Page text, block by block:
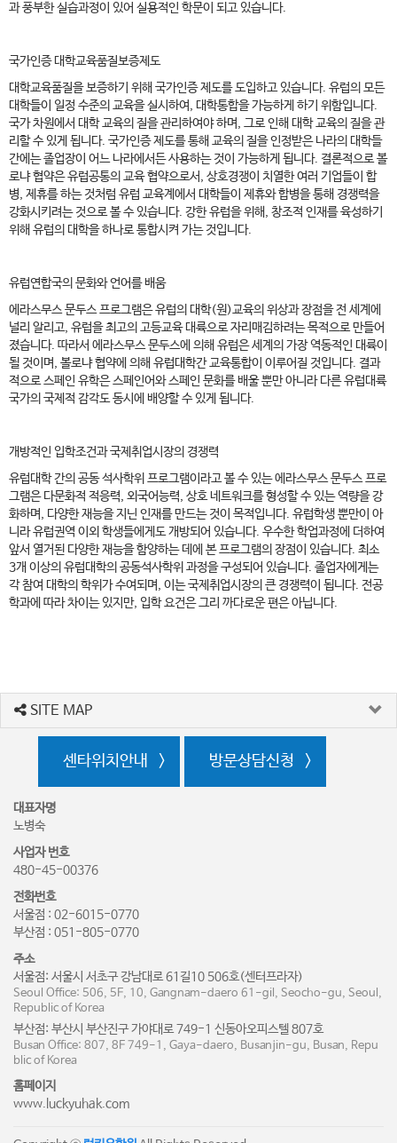
과 풍부한 실습과정이 있어 실용적인 학문이 되고 있습니다.
국가인증 대학교육품질보증제도
대학교육품질을 보증하기 위해 국가인증 제도를 도입하고 있습니다. 유럽의 모든
대학들이 일정 수준의 교육을 실시하여, 대학통합을 가능하게 하기 위함입니다.
국가 차원에서 대학 교육의 질을 관리하여야 하며, 그로 인해 대학 교육의 질을 관
리할 수 있게 됩니다. 국가인증 제도를 통해 교육의 질을 인정받은 나라의 대학들
간에는 졸업장이 어느 나라에서든 사용하는 것이 가능하게 됩니다. 결론적으로 볼
로냐 협약은 유럽공통의 교육 협약으로서, 상호경쟁이 치열한 여러 기업들이 합
병, 제휴를 하는 것처럼 유럽 교육계에서 대학들이 제휴와 합병을 통해 경쟁력을
강화시키려는 것으로 볼 수 있습니다. 강한 유럽을 위해, 창조적 인재를 육성하기
위해 유럽의 대학을 하나로 통합시켜 가는 것입니다.
유럽연합국의 문화와 언어를 배움
에라스무스 문두스 프로그램은 유럽의 대학(원)교육의 위상과 장점을 전 세계에
널리 알리고, 유럽을 최고의 고등교육 대륙으로 자리매김하려는 목적으로 만들어
졌습니다. 따라서 에라스무스 문두스에 의해 유럽은 세계의 가장 역동적인 대륙이
될 것이며, 볼로냐 협약에 의해 유럽대학간 교육통합이 이루어질 것입니다. 결과
적으로 스페인 유학은 스페인어와 스페인 문화를 배울 뿐만 아니라 다른 유럽대륙
국가의 국제적 감각도 동시에 배양할 수 있게 됩니다.
개방적인 입학조건과 국제취업시장의 경쟁력
유럽대학 간의 공동 석사학위 프로그램이라고 볼 수 있는 에라스무스 문두스 프로
그램은 다문화적 적응력, 외국어능력, 상호 네트워크를 형성할 수 있는 역량을 강
화하며, 다양한 재능을 지닌 인재를 만드는 것이 목적입니다. 유럽학생 뿐만이 아
니라 유럽권역 이외 학생들에게도 개방되어 있습니다. 우수한 학업과정에 더하여
앞서 열거된 다양한 재능을 함양하는 데에 본 프로그램의 장점이 있습니다. 최소
3개 이상의 유럽대학의 공동석사학위 과정을 구성되어 있습니다. 졸업자에게는
각 참여 대학의 학위가 수여되며, 이는 국제취업시장의 큰 경쟁력이 됩니다. 전공
학과에 따라 차이는 있지만, 입학 요건은 그리 까다로운 편은 아닙니다. ​
SITE MAP
대표자명
노병숙
사업자 번호
480-45-00376
전화번호
서울점 : 02-6015-0770
부산점 : 051-805-0770
주소
서울점: 서울시 서초구 강남대로 61길10 506호(센터프라자)
Seoul Office: 506, 5F, 10, Gangnam-daero 61-gil, Seocho-gu, Seoul,
Republic of Korea
부산점: 부산시 부산진구 가야대로 749-1 신동아오피스텔 807호
Busan Office: 807, 8F 749-1, Gaya-daero, Busanjin-gu, Busan, Repu
blic of Korea
홈페이지
www.luckyuhak.com
센타위치안내 방문상담신청